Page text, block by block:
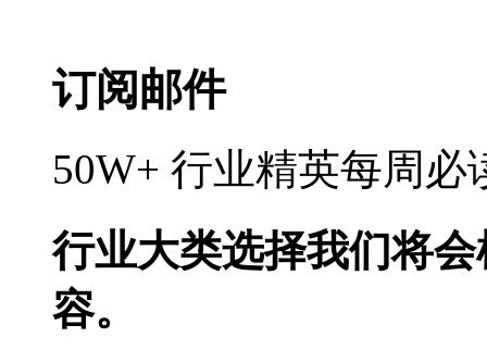
订阅邮件
50W+ 行业精英每周
行业大类选择我们将
容。